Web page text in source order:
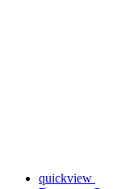
quickview